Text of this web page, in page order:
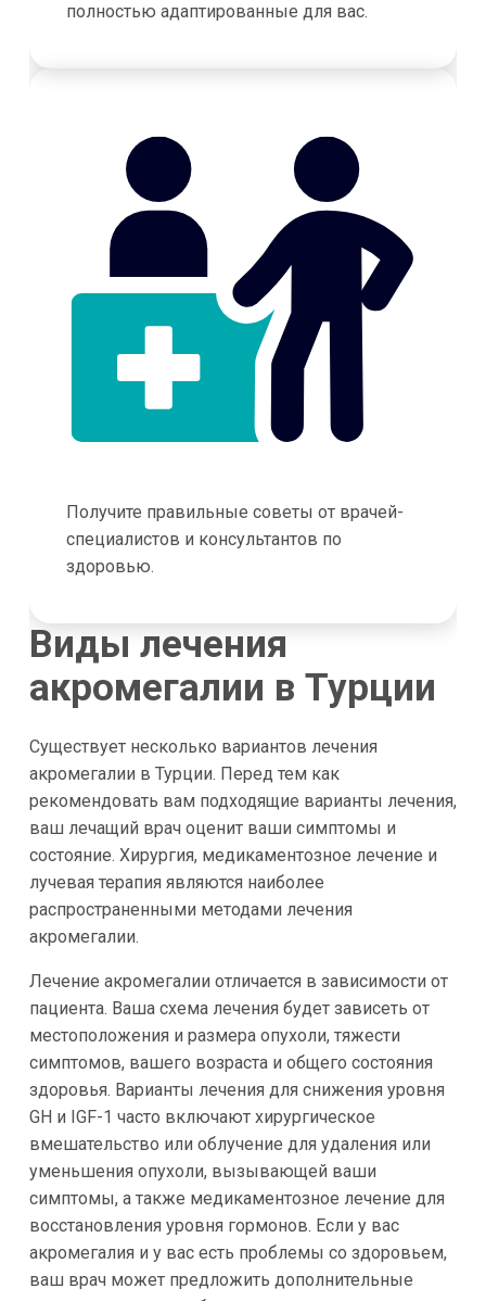
полностью адаптированные для вас.
Получите правильные советы от врачей-
специалистов и консультантов по
здоровью.
Виды лечения
акромегалии в Турции
Существует несколько вариантов лечения
акромегалии в Турции. Перед тем как
рекомендовать вам подходящие варианты лечения,
ваш лечащий врач оценит ваши симптомы и
состояние. Хирургия, медикаментозное лечение и
лучевая терапия являются наиболее
распространенными методами лечения
акромегалии.
Лечение акромегалии отличается в зависимости от
пациента. Ваша схема лечения будет зависеть от
местоположения и размера опухоли, тяжести
симптомов, вашего возраста и общего состояния
здоровья. Варианты лечения для снижения уровня
GH и IGF-1 часто включают хирургическое
вмешательство или облучение для удаления или
уменьшения опухоли, вызывающей ваши
симптомы, а также медикаментозное лечение для
восстановления уровня гормонов. Если у вас
акромегалия и у вас есть проблемы со здоровьем,
ваш врач может предложить дополнительные